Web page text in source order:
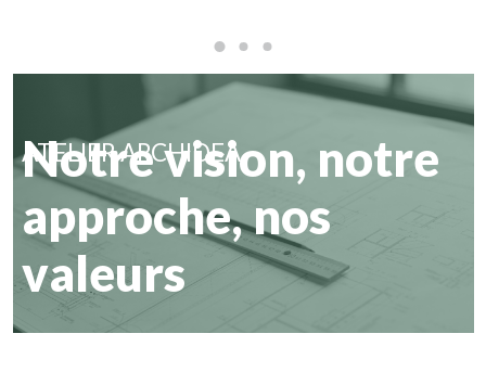
ATELIER ARCHIDEA
Notre vision, notre
approche, nos
valeurs